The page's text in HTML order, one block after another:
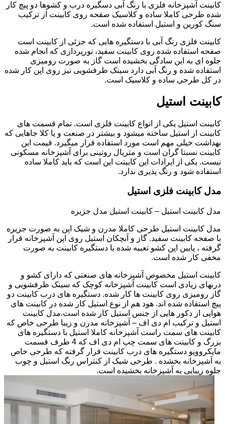
کابینت آشپزخانه فلزی با رنگ آبی دسگیره درب و کشوها دو پیچ کار
شده طرحی کاملا ساده و کلاسیک صفحه روی کابینت از ترکیب
سنگ کورین و استیل استفاده شده است.
کابینت فلزی رنگ آبی با دستگیره هایی که جزئی از کابینت است
صفحه استفاده شده روی کابینت سفید، نورپردازی که انجام شده
جلوه ای به این سادگی بخشیده است گاز به صورت رومیزی
استفاده شده و رنگ آبی دارد سینک ظرفشویی نیز روی اپن کار شده
در کل طرحی ساده و کلاسیک است.
کابینت استیل
کابینت استیل یکی از انواع کابینت فلزی است. تمام قسمت های
کابینت از استیل ساخته میشود و بیشتر در صنعت و یا کلا جاهایی که
بهداشت خیلی مهم است مورد استفاده قرار میگیرد. قیمت این
کابینت نسبتا گران است و متریال روتینی برای آشپزخانه مسکونی
نیست. یکی از ایرادات این کابینت این است که باید کاملا ساده
استفاده شود و رنگ پذیری ندارد.
مدل کابینت فلزی استیل
مدل کابینت استیل – کابینت استیل مدل جزیره
مدل کابینت استیل طرحی کاملا مدرن و شیک اپن به صورت جزیره
با صفحه کابینت سفید. گاز و آبچکان استیل روی اپن آشپزخانه قرار
گرفته ، پایین اپن کشو تعبیه شده با دستگیره کابینت به صورت
مخفی کار شده است.
کابینت استیل مخصوص آشپزخانه های صنعتی که دارای کشو و
دربهای زیادی است کابینت آشپزخانه کوچک که سینک ظرفشویی و
گاز رومیزی روی کابینت ها کار شده. دستگیره های درب کابینت دو
پیچ استفاده شده اند. هود هم از نوع استیل کار شده در کابینت های
هوایی از دکور هایی از جنس استیل کار شده است.مدل کابینت
استیل و ترکیب ام دی اف – آشپزخانه مدرن و زیبا طرحی خاص که
کابینت های سمت راست آشپزخانه کاملا استیل با دستگیره های
بزرگ و کابینت های سمت چپ ام دی اف که 4 طرف قسمت
مایکروویو دستگیره های درب کابینت قرار گرفته که طرحی خاص
به آشپزخانه بخشده . طرحی شیک از کنتراس رنگ استیل و چوب
جلوه زیبایی به آشپزخانه بخشیده است.